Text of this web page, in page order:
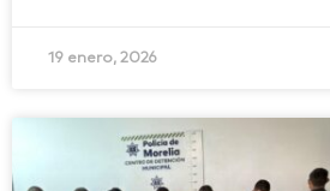
19 enero, 2026